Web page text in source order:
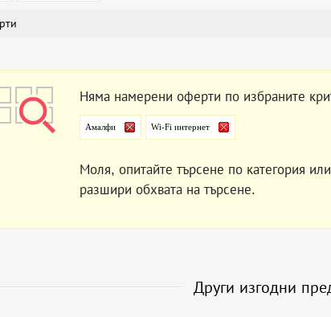
Няма намерени оферти по избраните
Амалфи Wi-Fi интернет
Моля, опитайте търсене по категория
разшири обхвата на търсене.
Други изгодни